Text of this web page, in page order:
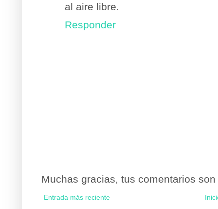
al aire libre.
Responder
Muchas gracias, tus comentarios
Entrada más reciente